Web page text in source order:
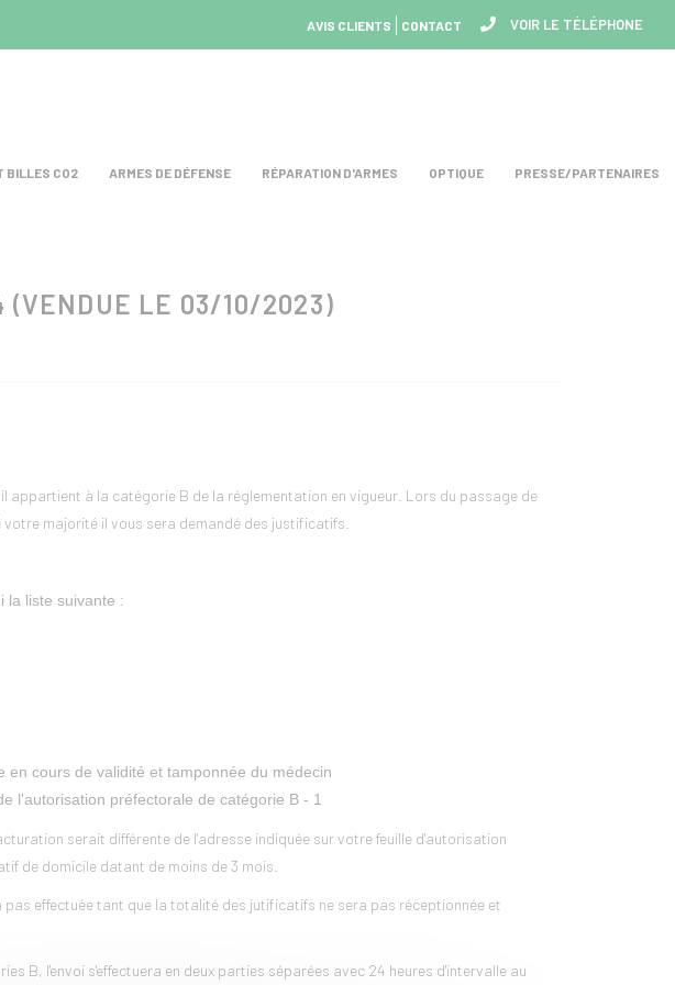
VOIR LE TÉLÉPHONE
AVIS CLIENTS CONTACT
BILLES CO2 ARMES DE DÉFENSE RÉPARATION D'ARMES OPTIQUE PRESSE/PARTENAIRES
test
(VENDUE LE 03/10/2023)
appartient à la catégorie B de la réglementation en vigueur. Lors du passage de
majorité il vous sera demandé des justificatifs.
la liste suivante :
en cours de validité et tamponnée du médecin
l'autorisation préfectorale de catégorie B - 1
serait différente de l'adresse indiquée sur votre feuille d'autorisation
de domicile datant de moins de 3 mois.
pas effectuée tant que la totalité des jutificatifs ne sera pas réceptionnée et
B, l'envoi s'effectuera en deux parties séparées avec 24 heures d'intervalle au